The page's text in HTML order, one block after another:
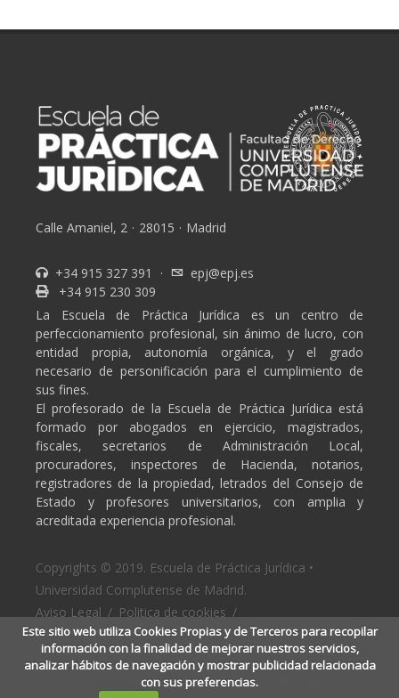
Calle Amaniel, 2 · 28015 · Madrid
+34 915 327 391 ·
epj@epj.es
+34 915 230 309
La Escuela de Práctica Jurídica es un centro de
perfeccionamiento profesional, sin ánimo de lucro, con
entidad propia, autonomía orgánica, y el grado
necesario de personificación para el cumplimiento de
sus fines.
El profesorado de la Escuela de Práctica Jurídica está
formado por abogados en ejercicio, magistrados,
fiscales, secretarios de Administración Local,
procuradores, inspectores de Hacienda, notarios,
registradores de la propiedad, letrados del Consejo de
Estado y profesores universitarios, con amplia y
acreditada experiencia profesional.
Copyrights © 2019. Escuela de Práctica Jurídica •
Universidad Complutense de Madrid.
Aviso Legal / Politica de cookies /
Politica de privacidad
Este sitio web utiliza Cookies Propias y de Terceros para recopilar
información con la finalidad de mejorar nuestros servicios,
analizar hábitos de navegación y mostrar publicidad relacionada
con sus preferencias.